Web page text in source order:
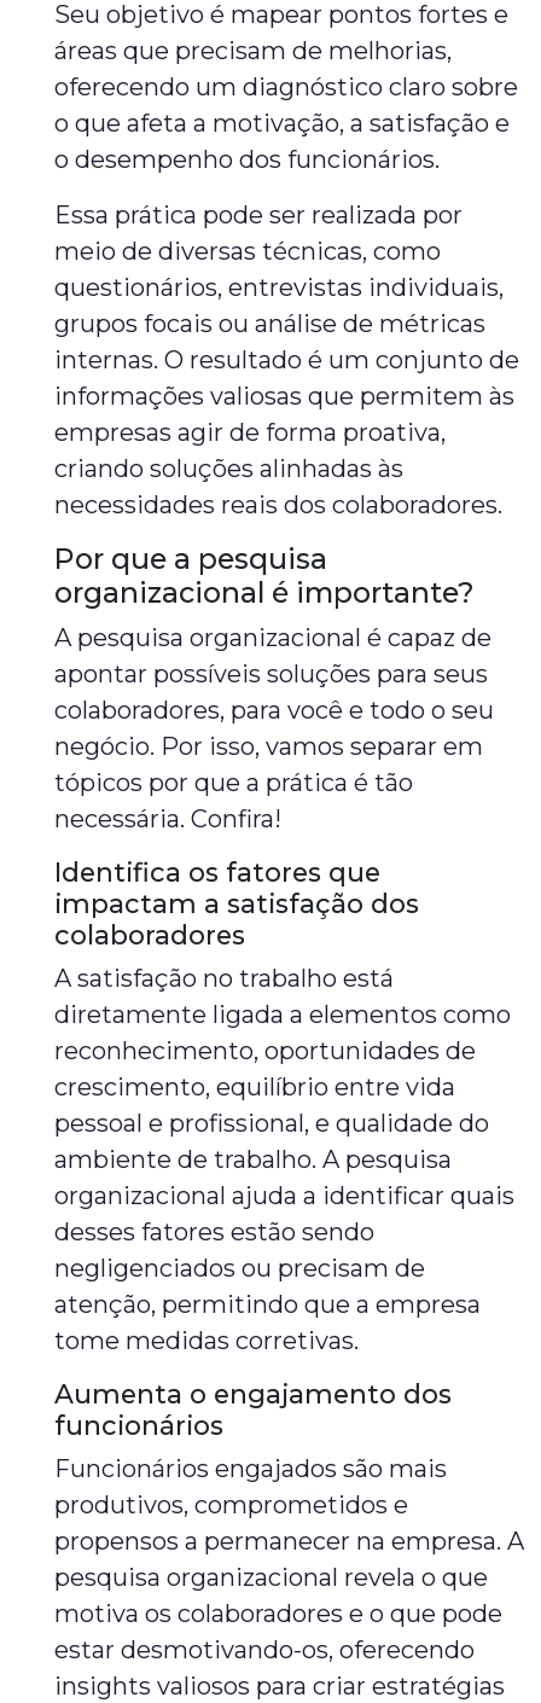
Seu objetivo é mapear pontos fortes e
áreas que precisam de melhorias,
oferecendo um diagnóstico claro sobre
o que afeta a motivação, a satisfação e
o desempenho dos funcionários.
Essa prática pode ser realizada por
meio de diversas técnicas, como
questionários, entrevistas individuais,
grupos focais ou análise de métricas
internas. O resultado é um conjunto de
informações valiosas que permitem às
empresas agir de forma proativa,
criando soluções alinhadas às
necessidades reais dos colaboradores.
Por que a pesquisa
organizacional é importante?
A pesquisa organizacional é capaz de
apontar possíveis soluções para seus
colaboradores, para você e todo o seu
negócio. Por isso, vamos separar em
tópicos por que a prática é tão
necessária. Confira!
Identifica os fatores que
impactam a satisfação dos
colaboradores
A satisfação no trabalho está
diretamente ligada a elementos como
reconhecimento, oportunidades de
crescimento, equilíbrio entre vida
pessoal e profissional, e qualidade do
ambiente de trabalho. A pesquisa
organizacional ajuda a identificar quais
desses fatores estão sendo
negligenciados ou precisam de
atenção, permitindo que a empresa
tome medidas corretivas.
Aumenta o engajamento dos
funcionários
Funcionários engajados são mais
produtivos, comprometidos e
propensos a permanecer na empresa. A
pesquisa organizacional revela o que
motiva os colaboradores e o que pode
estar desmotivando-os, oferecendo
insights valiosos para criar estratégias